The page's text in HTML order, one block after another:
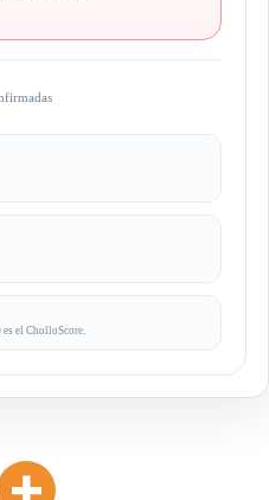
es el CholloScore.